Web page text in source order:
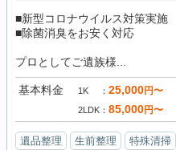
■新型コロナウイルス対策実施
■除菌消臭をお安く対応
プロとしてご遺族様...
基本料金 1K 25,000円〜
2LDK 85,000円〜
遺品整理 生前整理 特殊清掃